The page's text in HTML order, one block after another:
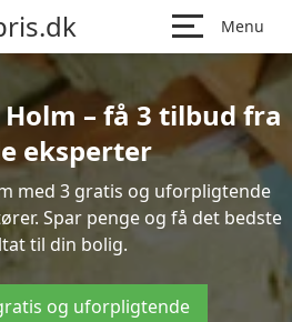
Menu
– få 3 tilbud fra
eksperter
med 3 gratis og uforpligtende
Spar penge og få det bedste
til din bolig.
og uforpligtende